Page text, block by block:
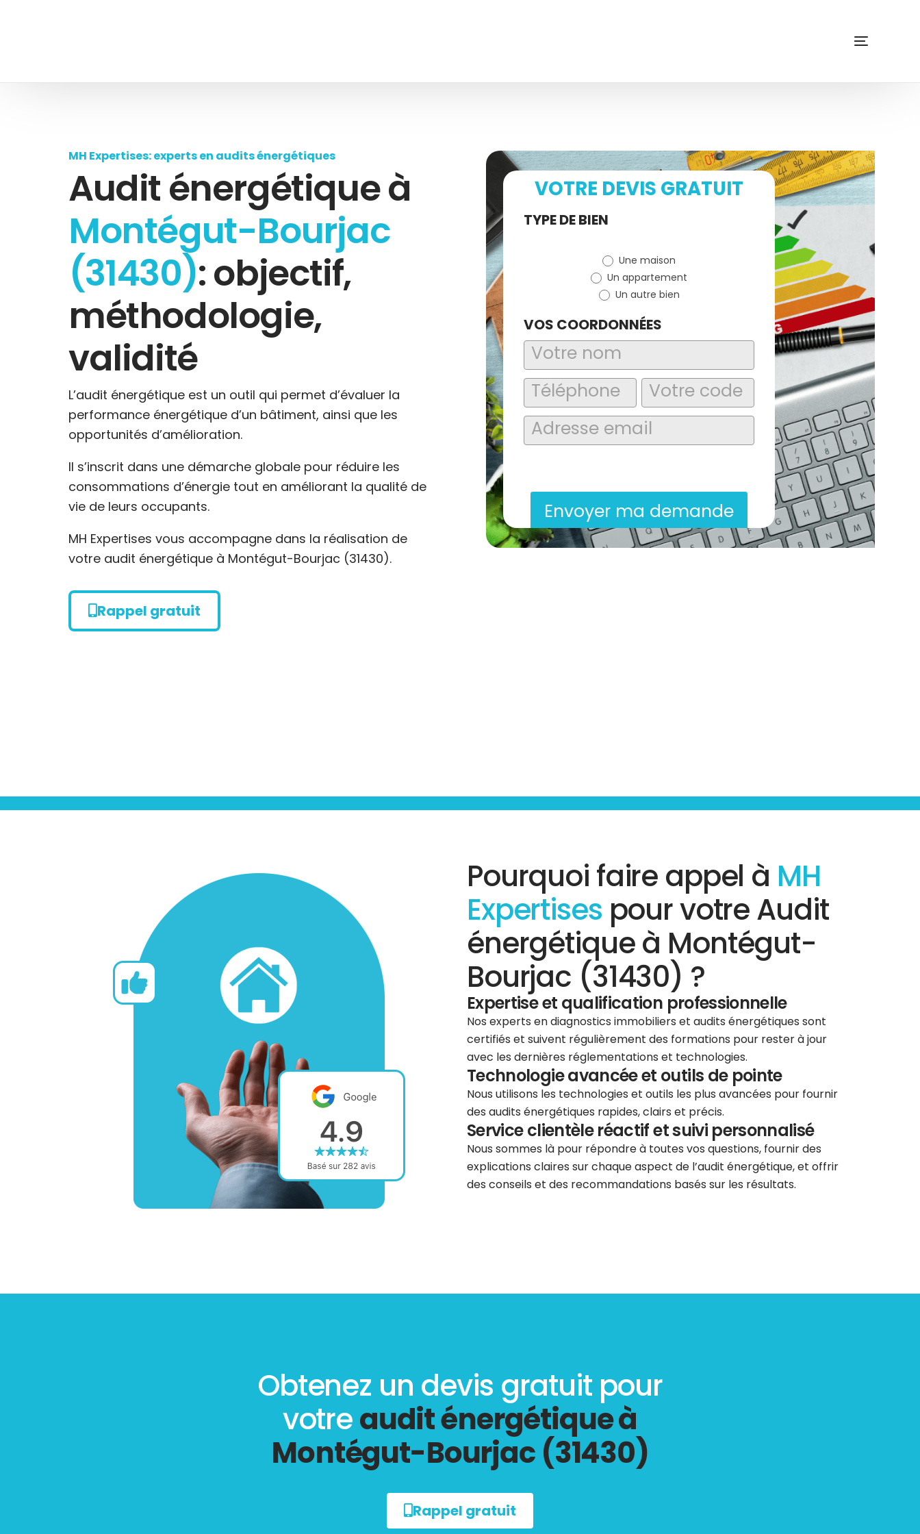
MH Expertises: experts en audits énergétiques
Audit énergétique à
Montégut-Bourjac
(31430): objectif,
méthodologie,
validité
L’audit énergétique est un outil qui permet d’évaluer la
performance énergétique d’un bâtiment, ainsi que les
opportunités d’amélioration.
Il s’inscrit dans une démarche globale pour réduire les
consommations d’énergie tout en améliorant la qualité de
vie de leurs occupants.
MH Expertises vous accompagne dans la réalisation de
votre audit énergétique à Montégut-Bourjac (31430).
Rappel gratuit
VOTRE DEVIS GRATUIT
Demande
TYPE DE BIEN
Une maison
Un appartement
Un autre bien
VOS COORDONNÉES
Envoyer ma demande
Pourquoi faire appel à MH
Expertises pour votre Audit
énergétique à Montégut-
Bourjac (31430) ?
Expertise et qualification professionnelle
Nos experts en diagnostics immobiliers et audits énergétiques sont
certifiés et suivent régulièrement des formations pour rester à jour
avec les dernières réglementations et technologies.
Technologie avancée et outils de pointe
Nous utilisons les technologies et outils les plus avancées pour fournir
des audits énergétiques rapides, clairs et précis.
Service clientèle réactif et suivi personnalisé
Nous sommes là pour répondre à toutes vos questions, fournir des
explications claires sur chaque aspect de l’audit énergétique, et offrir
des conseils et des recommandations basés sur les résultats.
Obtenez un devis gratuit pour
votreaudit énergétique à
Montégut-Bourjac (31430)
Rappel gratuit